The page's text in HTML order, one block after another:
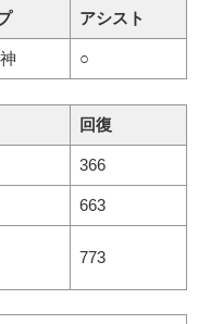
アシスト
○
回復
366
663
773